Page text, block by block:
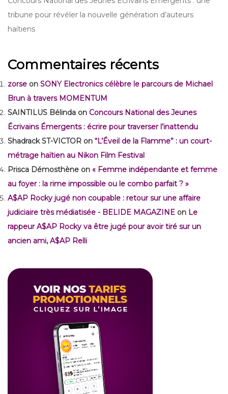
tribune pour révéler la nouvelle génération d’auteurs
haïtiens
Commentaires récents
zorse on SONY Electronics célèbre le parcours de Michael
Brun à travers MOMENTUM
SAINTILUS Bélinda on Concours National des Jeunes
Écrivains Émergents : écrire pour traverser l’inattendu
Shadrack ST-VICTOR on “L’Éveil de la Flamme” : un court-
métrage haïtien au Nikon Film Festival
Prisca Démosthène on « Femme indépendante et femme
au foyer : la rime impossible ou le combo parfait ? »
A$AP Rocky jugé non coupable : retour sur une affaire
judiciaire très médiatisée - BELIDE MAGAZINE on Le
rappeur A$AP Rocky va être jugé pour avoir tiré sur un
ancien ami, A$AP Relli